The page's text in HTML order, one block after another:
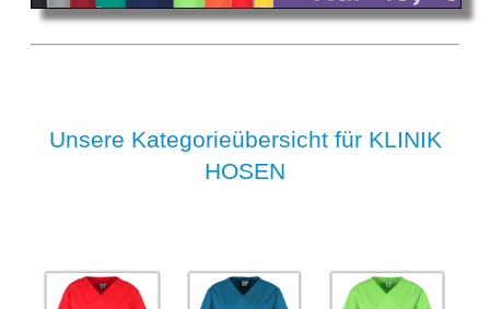
Unsere Kategorieübersicht für KLINIK
HOSEN